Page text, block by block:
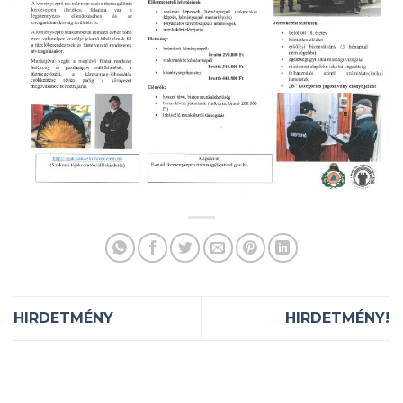
HIRDETMÉNY HIRDETMÉNY!